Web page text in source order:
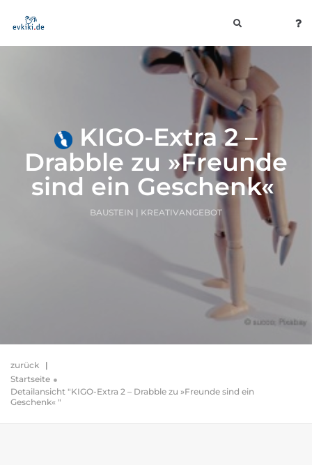
toggle
KIGO-Extra 2 –
Drabble zu »Freunde
sind ein Geschenk«
BAUSTEIN | KREATIVANGEBOT
zurück |
Startseite
Detailansicht "KIGO-Extra 2 – Drabble zu »Freunde sind ein
Geschenk« "